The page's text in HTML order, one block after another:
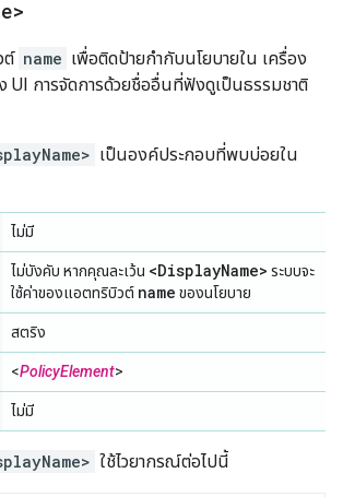
ต์ name เพื่อติดป้ายกำกับนโยบายใน เครื่อง
UI การจัดการด้วยชื่ออื่นที่ฟังดูเป็นธรรมชาติ
เป็นองค์ประกอบที่พบบ่อยใน
ไม่มี
ไม่บังคับ หากคุณละเว้น <DisplayName> ระบบจะ
ใช้ค่าของแอตทริบิวต์ name ของนโยบาย
สตริง
<PolicyElement>
ไม่มี
ใช้ไวยากรณ์ต่อไปนี้